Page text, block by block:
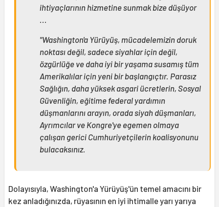
ihtiyaçlarının hizmetine sunmak bize düşüyor
"Washington'a Yürüyüş, mücadelemizin doruk
noktası değil, sadece siyahlar için değil,
özgürlüğe ve daha iyi bir yaşama susamış tüm
Amerikalılar için yeni bir başlangıçtır. Parasız
Sağlığın, daha yüksek asgari ücretlerin, Sosyal
Güvenliğin, eğitime federal yardımın
düşmanlarını arayın, orada siyah düşmanları,
Ayrımcılar ve Kongre'ye egemen olmaya
çalışan gerici Cumhuriyetçilerin koalisyonunu
bulacaksınız.
Dolayısıyla, Washington'a Yürüyüş'ün temel amacını bir
kez anladığınızda, rüyasının en iyi ihtimalle yarı yarıya